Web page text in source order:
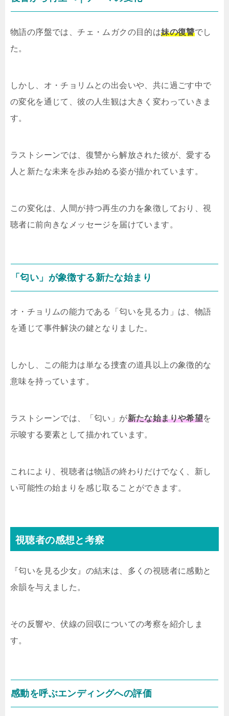
物語の序盤では、チェ・ムガクの目的は妹の復讐でし
た。
しかし、オ・チョリムとの出会いや、共に過ごす中で
の変化を通じて、彼の人生観は大きく変わっていきま
す。
ラストシーンでは、復讐から解放された彼が、愛する
人と新たな未来を歩み始める姿が描かれています。
この変化は、人間が持つ再生の力を象徴しており、視
聴者に前向きなメッセージを届けています。
「匂い」が象徴する新たな始まり
オ・チョリムの能力である「匂いを見る力」は、物語
を通じて事件解決の鍵となりました。
しかし、この能力は単なる捜査の道具以上の象徴的な
意味を持っています。
ラストシーンでは、「匂い」が新たな始まりや希望を
示唆する要素として描かれています。
これにより、視聴者は物語の終わりだけでなく、新し
い可能性の始まりを感じ取ることができます。
視聴者の感想と考察
『匂いを見る少女』の結末は、多くの視聴者に感動と
余韻を与えました。
その反響や、伏線の回収についての考察を紹介しま
す。
感動を呼ぶエンディングへの評価